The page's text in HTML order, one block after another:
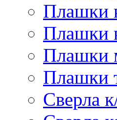
Плашки
Плашки
Плашки
Плашки
Сверла